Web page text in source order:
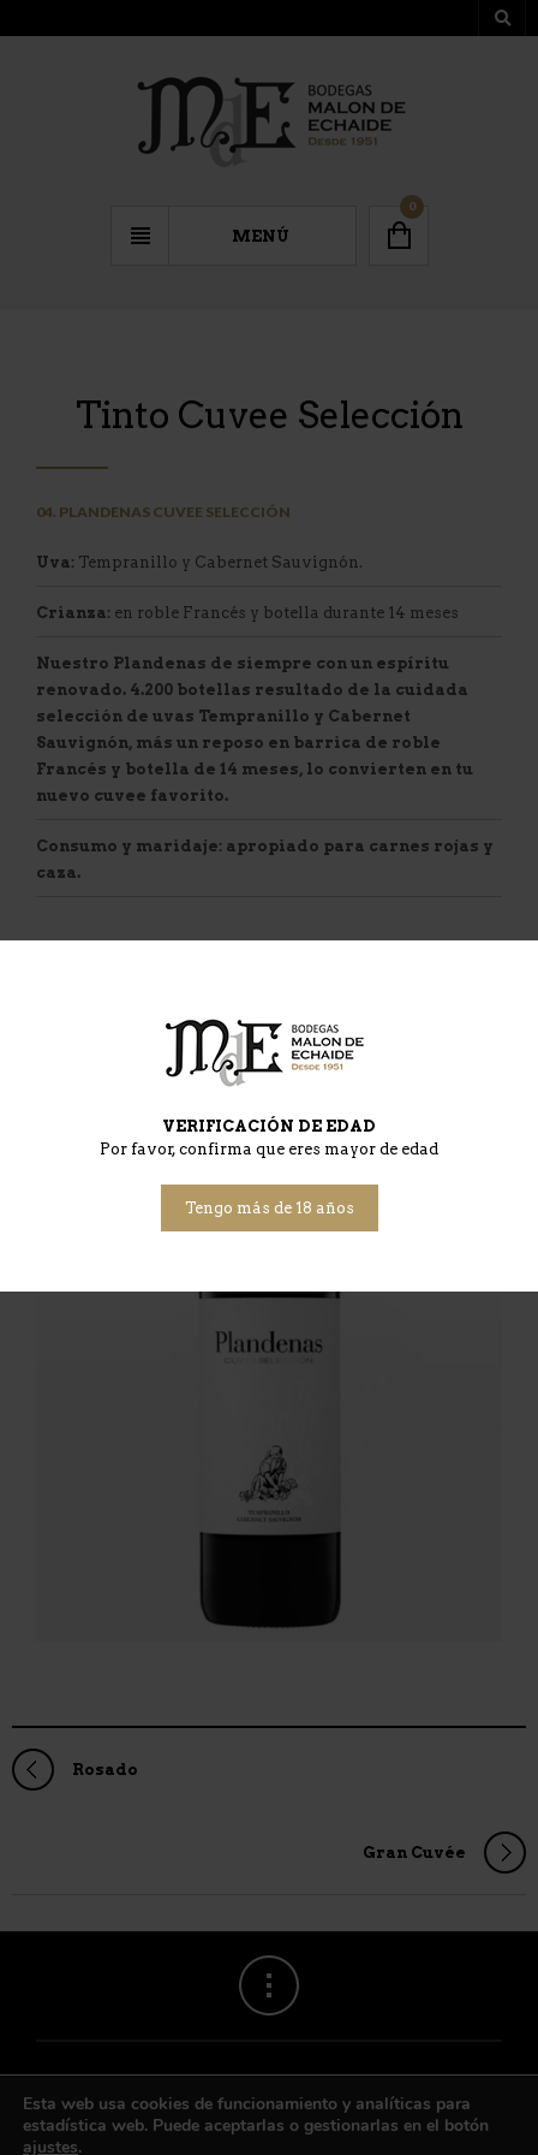
VERIFICACIÓN DE EDAD
Por favor, confirma que eres mayor de edad
Tengo más de 18 años
MENÚ
0
Tinto Cuvee Selección
04. PLANDENAS CUVEE SELECCIÓN
Uva: Tempranillo y Cabernet Sauvignón.
Crianza: en roble Francés y botella durante 14 meses
Nuestro Plandenas de siempre con un espíritu
renovado. 4.200 botellas resultado de la cuidada
selección de uvas Tempranillo y Cabernet
Sauvignón, más un reposo en barrica de roble
Francés y botella de 14 meses, lo convierten en tu
nuevo cuvee favorito.
Consumo y maridaje: apropiado para carnes rojas y
caza.
Rosado
Gran Cuvée
Esta web usa cookies de funcionamiento y analíticas para
estadística web. Puede aceptarlas o gestionarlas en el botón
ajustes.